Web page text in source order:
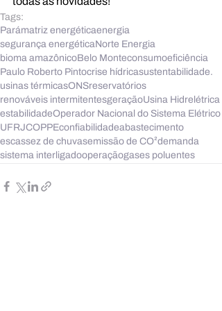
Tags:
Parámatriz energéticaenergia
segurança energéticaNorte Energia
bioma amazônicoBelo Monteconsumoeficiência
Paulo Roberto Pintocrise hídricasustentabilidade.
usinas térmicasONSreservatórios
renováveis intermitentesgeraçãoUsina Hidrelétrica
estabilidadeOperador Nacional do Sistema Elétrico
UFRJCOPPEconfiabilidadeabastecimento
escassez de chuvasemissão de CO²demanda
sistema interligadooperaçãogases poluentes